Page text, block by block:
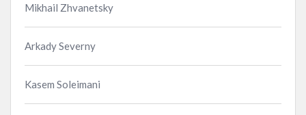
Mikhail Zhvanetsky
Arkady Severny
Kasem Soleimani